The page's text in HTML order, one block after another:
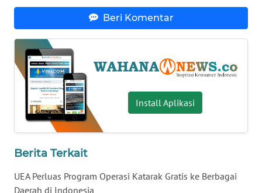
Beri Komentar
Install Aplikasi
Berita Terkait
UEA Perluas Program Operasi Katarak Gratis ke Berbagai
Daerah di Indonesia
JAMBI
WN
SULTRA
WN
NTB
WN
SULTENG
SULBAR